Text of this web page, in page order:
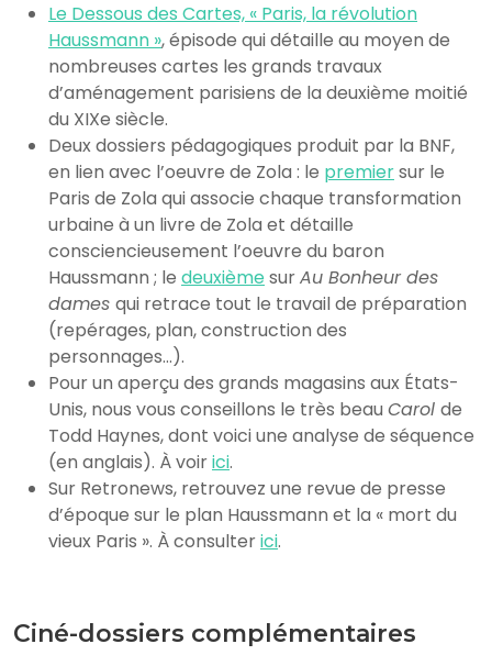
Le Dessous des Cartes, « Paris, la révolution
Haussmann », épisode qui détaille au moyen de
nombreuses cartes les grands travaux
d’aménagement parisiens de la deuxième moitié
du XIXe siècle.
Deux dossiers pédagogiques produit par la BNF,
en lien avec l’oeuvre de Zola : le premiersur le
Paris de Zola qui associe chaque transformation
urbaine à un livre de Zola et détaille
consciencieusement l’oeuvre du baron
Haussmann ; le deuxièmesurAu Bonheur des
dames qui retrace tout le travail de préparation
(repérages, plan, construction des
personnages…).
Pour un aperçu des grands magasins aux États-
Unis, nous vous conseillons le très beau Carol de
Todd Haynes, dont voici une analyse de séquence
(en anglais). À voirici.
Sur Retronews, retrouvez une revue de presse
d’époque sur le plan Haussmann et la « mort du
vieux Paris ». À consulterici.
Ciné-dossiers complémentaires